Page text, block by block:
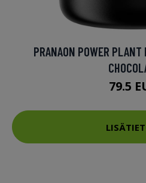
PRANAON POWER
79.5